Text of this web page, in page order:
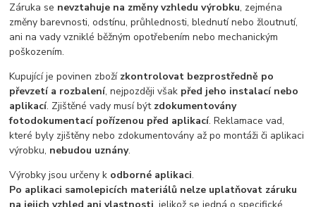
Záruka se nevztahuje na změny vzhledu výrobku, zejména
změny barevnosti, odstínu, průhlednosti, blednutí nebo žloutnutí,
ani na vady vzniklé běžným opotřebením nebo mechanickým
poškozením.
Kupující je povinen zboží zkontrolovat bezprostředně po
převzetí a rozbalení, nejpozději však před jeho instalací nebo
aplikací. Zjištěné vady musí být zdokumentovány
fotodokumentací pořízenou před aplikací. Reklamace vad,
které byly zjištěny nebo zdokumentovány až po montáži či aplikaci
výrobku, nebudou uznány.
Výrobky jsou určeny k odborné aplikaci.
Po aplikaci samolepicích materiálů nelze uplatňovat záruku